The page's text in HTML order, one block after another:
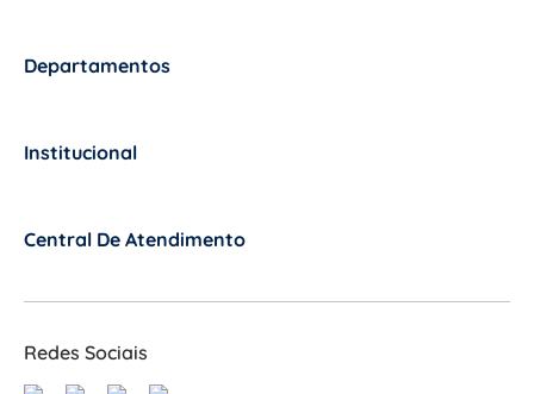
Departamentos
Institucional
Central De Atendimento
Redes Sociais